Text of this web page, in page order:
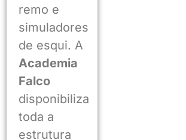
remo e
simuladores
de esqui. A
Academia
Falco
disponibiliza
toda a
estrutura